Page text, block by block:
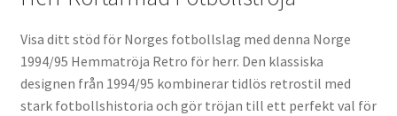
Visa ditt stöd för Norges fotbollslag med denna Norge
1994/95 Hemmatröja Retro för herr. Den klassiska
designen från 1994/95 kombinerar tidlös retrostil med
stark fotbollshistoria och gör tröjan till ett perfekt val för